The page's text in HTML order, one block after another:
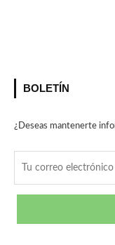
BOLETÍN
¿Deseas mantenerte